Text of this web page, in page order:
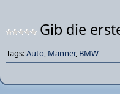
Gib die
Tags:Auto, Männer, BMW